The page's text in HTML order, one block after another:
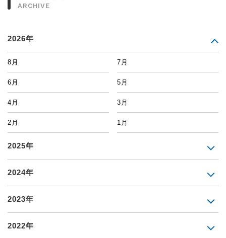
ARCHIVE
2026年
8月 7月
6月 5月
4月 3月
2月 1月
2025年
2024年
2023年
2022年